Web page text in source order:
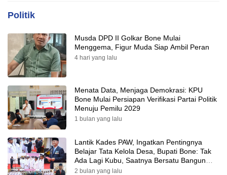
Politik
Musda DPD II Golkar Bone Mulai
Menggema, Figur Muda Siap Ambil Peran
4 hari yang lalu
Menata Data, Menjaga Demokrasi: KPU
Bone Mulai Persiapan Verifikasi Partai Politik
Menuju Pemilu 2029
1 bulan yang lalu
Lantik Kades PAW, Ingatkan Pentingnya
Belajar Tata Kelola Desa, Bupati Bone: Tak
Ada Lagi Kubu, Saatnya Bersatu Bangun
Desa
2 bulan yang lalu